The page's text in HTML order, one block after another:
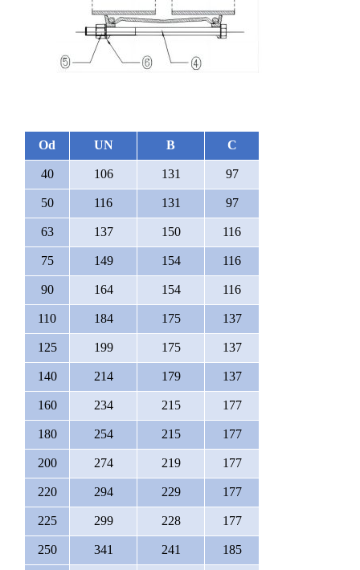
Od UN B C
40 106 131 97
50 116 131 97
63 137 150 116
75 149 154 116
90 164 154 116
110 184 175 137
125 199 175 137
140 214 179 137
160 234 215 177
180 254 215 177
200 274 219 177
220 294 229 177
225 299 228 177
250 341 241 185